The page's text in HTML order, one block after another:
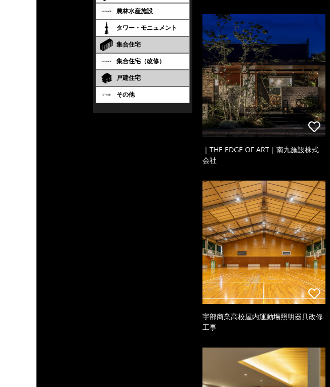
農林水産施設
タワー・モニュメント
集合住宅
集合住宅（改修）
戸建住宅
その他
｜THE EDGE OF ART｜南九施設株式
会社
宇部商業高校屋内運動場照明器具改修
工事